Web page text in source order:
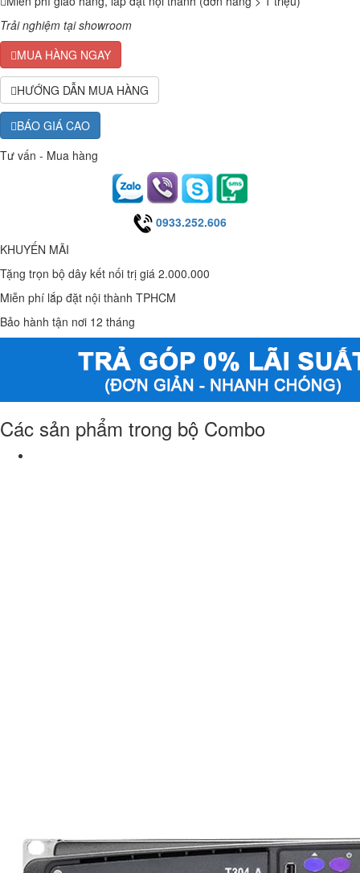
Trải nghiệm tại showroom
MUA HÀNG NGAY
HƯỚNG DẪN MUA HÀNG
BÁO GIÁ CAO
Tư vấn - Mua hàng
0933.252.606
KHUYẾN MÃI
Tặng trọn bộ dây kết nối trị giá 2.000.000
Miễn phí lắp đặt nội thành TPHCM
Bảo hành tận nơi 12 tháng
Các sản phẩm trong bộ Combo